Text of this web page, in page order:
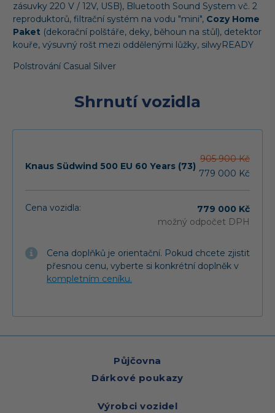
zásuvky 220 V / 12V, USB), Bluetooth Sound System vč. 2
reproduktorů, filtrační systém na vodu "mini", Cozy Home
Paket (dekorační polštáře, deky, běhoun na stůl), detektor
kouře, výsuvný rošt mezi oddělenými lůžky, silwyREADY
Polstrování Casual Silver
Shrnutí vozidla
Knaus Südwind 500 EU 60 Years (73)
905 900 Kč
779 000 Kč
Cena vozidla:
779 000 Kč
možný odpočet DPH
Cena doplňků je orientační. Pokud chcete zjistit
přesnou cenu, vyberte si konkrétní doplněk v
kompletním ceníku.
Půjčovna
Dárkové poukazy
Výrobci vozidel